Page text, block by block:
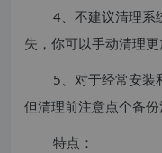
4、不建议清理系
失，你可以手动清理更
5、对于经常安装
但清理前注意点个备份
特点：